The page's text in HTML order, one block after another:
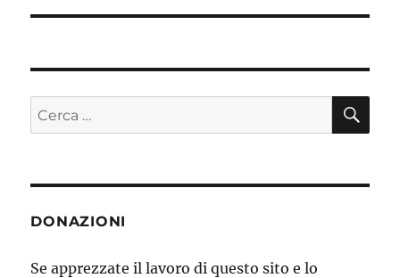
Cerca:
DONAZIONI
Se apprezzate il lavoro di questo sito e lo